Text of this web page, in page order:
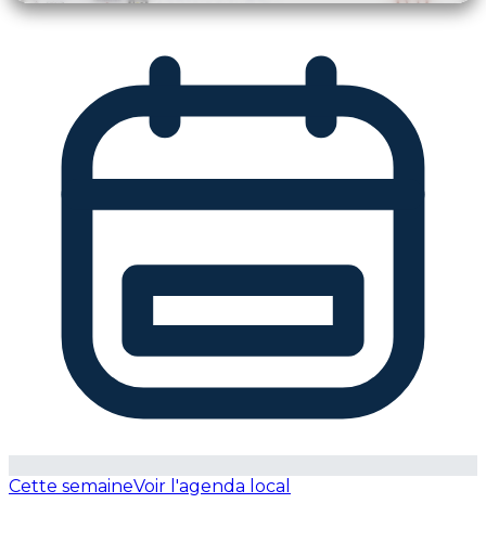
Cette semaineVoir l'agenda local